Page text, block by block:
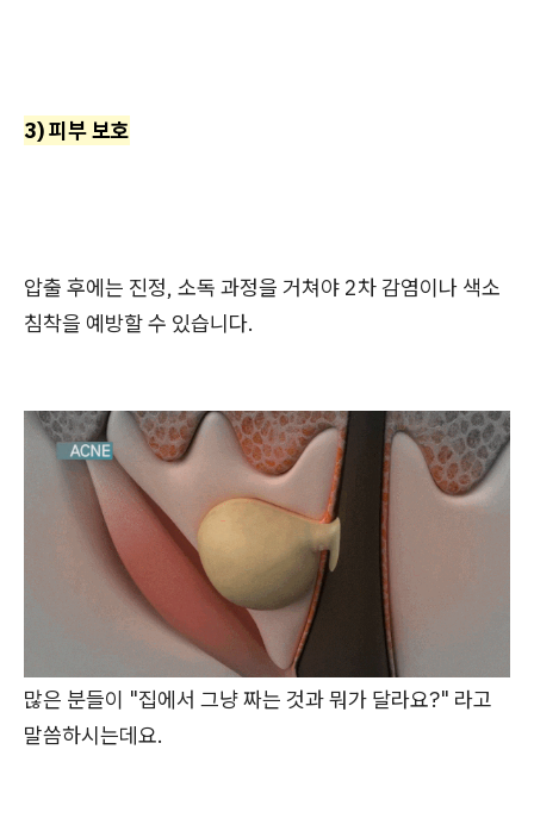
3) 피부 보호
압출 후에는 진정, 소독 과정을 거쳐야 2차 감염이나 색소
침착을 예방할 수 있습니다.
많은 분들이 "집에서 그냥 짜는 것과 뭐가 달라요?" 라고
말씀하시는데요.